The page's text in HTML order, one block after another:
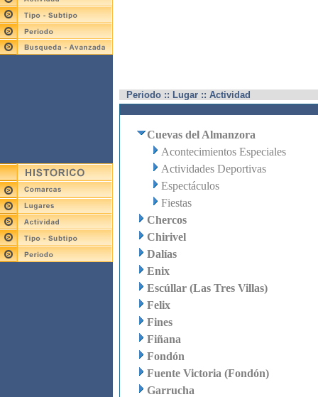
Periodo :: Lugar :: Actividad
Cuevas del Almanzora
Acontecimientos Especiales
Actividades Deportivas
Espectáculos
Fiestas
Chercos
Chirivel
Dalías
Enix
Escúllar (Las Tres Villas)
Felix
Fines
Fiñana
Fondón
Fuente Victoria (Fondón)
Garrucha